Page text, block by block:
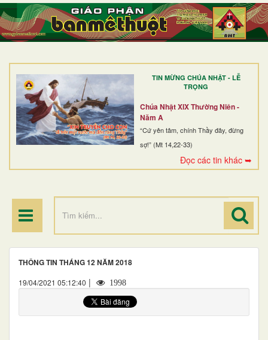
TIN MỪNG CHÚA NHẬT - LỄ
TRỌNG
Chúa Nhật XIX Thường Niên -
Năm A
“Cứ yên tâm, chính Thầy đây, đừng
sợ!” (Mt 14,22-33)
Đọc các tin khác ➥
TRANG NHẤT
GIỚI THIỆU
DÒNG TU
BAN MỤC VỤ
ĐOÀN THỂ CG
THÔNG TIN THÁNG 12 NĂM 2018
19/04/2021 05:12:40 | 1998